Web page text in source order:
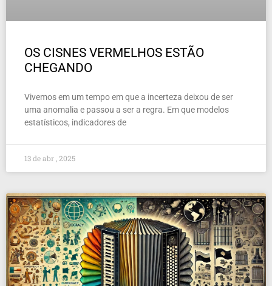
OS CISNES VERMELHOS ESTÃO
CHEGANDO
Vivemos em um tempo em que a incerteza deixou de ser
uma anomalia e passou a ser a regra. Em que modelos
estatísticos, indicadores de
13 de abr , 2025